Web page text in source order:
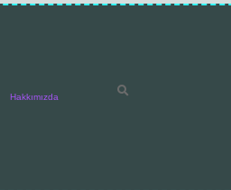
Hakkımızda